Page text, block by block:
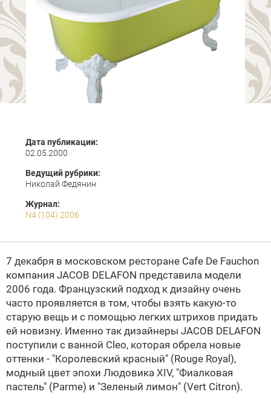
Дата публикации:
02.05.2000
Ведущий рубрики:
Николай Федянин
Журнал:
N4 (104) 2006
7 декабря в московском ресторане Cafe De Fauchon
компания JACOB DELAFON представила модели
2006 года. Французский подход к дизайну очень
часто проявляется в том, чтобы взять какую-то
старую вещь и с помощью легких штрихов придать
ей новизну. Именно так дизайнеры JACOB DELAFON
поступили с ванной Cleo, которая обрела новые
оттенки - "Королевский красный" (Rouge Royal),
модный цвет эпохи Людовика XIV, "Фиалковая
пастель" (Parme) и "Зеленый лимон" (Vert Citron).